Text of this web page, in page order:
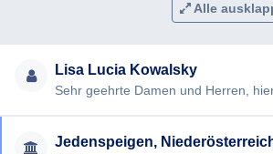
Alle
Lisa Lucia Kowalsky
Jedenspeigen,